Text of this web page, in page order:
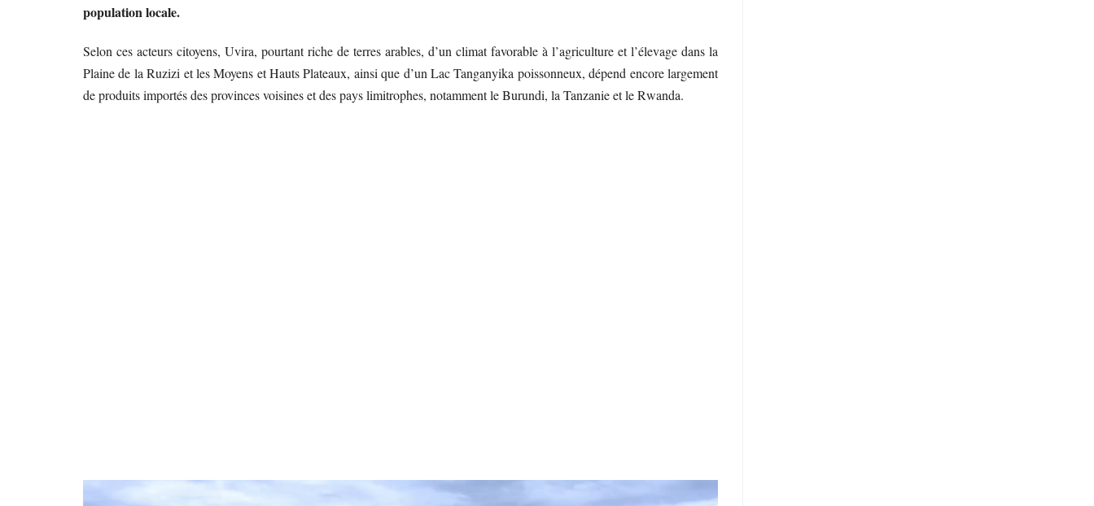
population locale.
Selon ces acteurs citoyens, Uvira, pourtant riche de terres arables, d’un climat favorable à l’agriculture et l’élevage dans la
Plaine de la Ruzizi et les Moyens et Hauts Plateaux, ainsi que d’un Lac Tanganyika poissonneux, dépend encore largement
de produits importés des provinces voisines et des pays limitrophes, notamment le Burundi, la Tanzanie et le Rwanda.